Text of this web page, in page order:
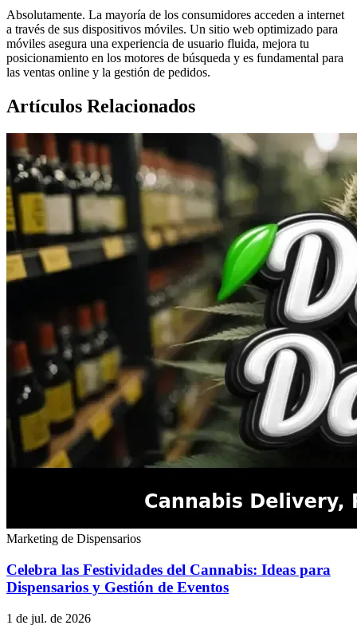
Absolutamente. La mayoría de los consumidores acceden a internet
a través de sus dispositivos móviles. Un sitio web optimizado para
móviles asegura una experiencia de usuario fluida, mejora tu
posicionamiento en los motores de búsqueda y es fundamental para
las ventas online y la gestión de pedidos.
Artículos Relacionados
Marketing de Dispensarios
Celebra las Festividades del Cannabis: Ideas para
Dispensarios y Gestión de Eventos
1 de jul. de 2026